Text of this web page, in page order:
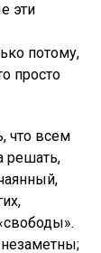
эти
потому,
просто
что всем
решать,